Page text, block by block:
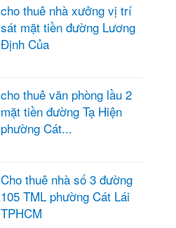
cho thuê nhà xưởng vị trí
sát mặt tiền đường Lương
Định Của
cho thuê văn phòng lầu 2
mặt tiền đường Tạ Hiện
phường Cát...
Cho thuê nhà số 3 đường
105 TML phường Cát Lái
TPHCM